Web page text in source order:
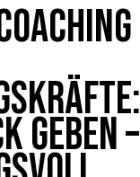
geben –